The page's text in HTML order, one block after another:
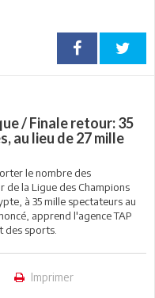
/ Finale retour: 35
au lieu de 27 mille
le nombre des
la Ligue des Champions
à 35 mille spectateurs au
apprend l'agence TAP
des sports.
Imprimer